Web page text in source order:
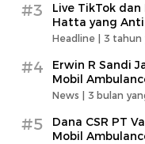
#3
Live TikTok
Hatta yang Anti
Headline | 3 tahun
#4
Erwin R Sandi
Mobil
News | 3 bulan
#5
Dana CSR PT
Mobil